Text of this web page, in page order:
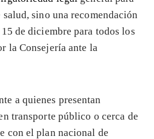
sino una recomendación
de diciembre para todos los
la Consejería ante la
a quienes presentan
transporte público o cerca de
con el plan nacional de